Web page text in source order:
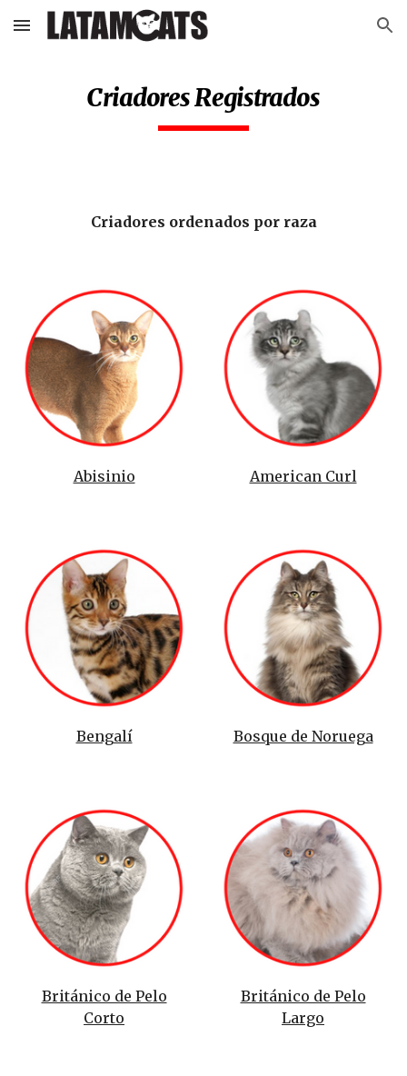
Skip to main content Skip to navigation
CriadoresRegistrados
Criadores ordenados por raza
Abisinio American Curl
Bengalí Bosque de Noruega
Británico de Pelo
Corto
Británico de Pelo
Largo